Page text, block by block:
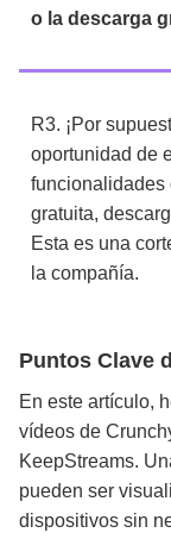
o la descarga
R3. ¡Por
oportunidad de
funcionalidades
gratuita,
Esta es una
la compañía.
Puntos Clave
En este artículo,
vídeos de
KeepStreams.
pueden ser
dispositivos sin